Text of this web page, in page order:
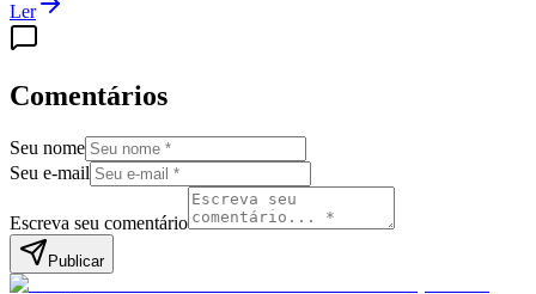
Ler
Comentários
Seu nome
Seu e-mail
Escreva seu comentário
Publicar